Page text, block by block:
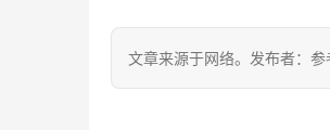
文章来源于网络。发布者：参